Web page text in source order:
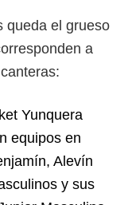
queda el grueso
a
Yunquera
equipos en
Alevín
y sus